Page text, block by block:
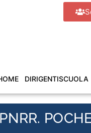
DIRIGENTISCUOLA